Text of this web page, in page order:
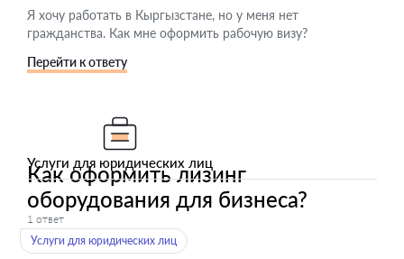
Я хочу работать в Кыргызстане, но у меня нет
гражданства. Как мне оформить рабочую визу?
Перейти к ответу
Услуги для юридических лиц
Как оформить лизинг
оборудования для бизнеса?
1 ответ
Услуги для юридических лиц